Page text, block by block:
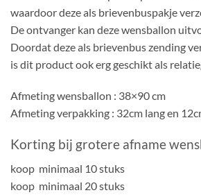
waardoor deze als brievenbuspakje
De ontvanger kan deze wensballon
Doordat deze als brievenbus zending
is dit product ook erg geschikt als
Afmeting wensballon : 38×90 cm
Afmeting verpakking : 32cm lang en
Korting bij grotere afname
koop minimaal 10 stuks
koop minimaal 20 stuks